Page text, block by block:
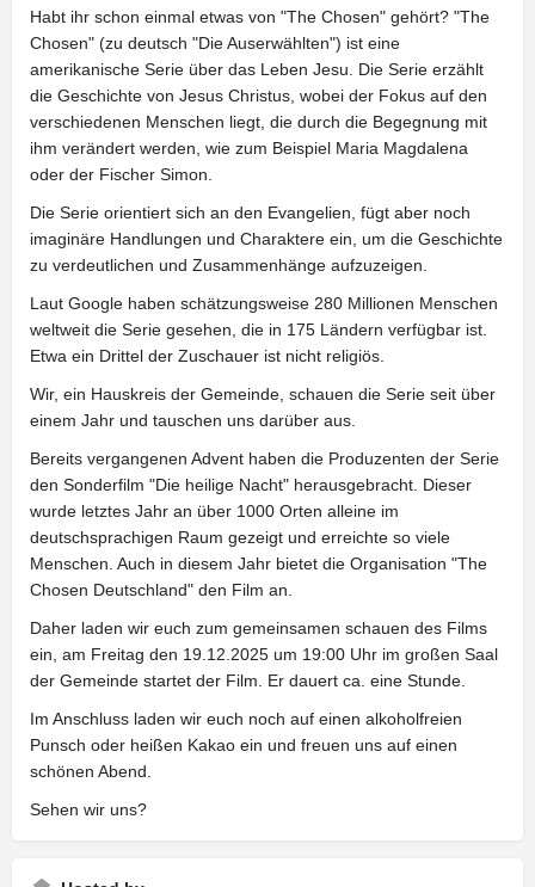
Habt ihr schon einmal etwas von "The Chosen" gehört? "The
Chosen" (zu deutsch "Die Auserwählten") ist eine
amerikanische Serie über das Leben Jesu. Die Serie erzählt
die Geschichte von Jesus Christus, wobei der Fokus auf den
verschiedenen Menschen liegt, die durch die Begegnung mit
ihm verändert werden, wie zum Beispiel Maria Magdalena
oder der Fischer Simon.
Die Serie orientiert sich an den Evangelien, fügt aber noch
imaginäre Handlungen und Charaktere ein, um die Geschichte
zu verdeutlichen und Zusammenhänge aufzuzeigen.
Laut Google haben schätzungsweise 280 Millionen Menschen
weltweit die Serie gesehen, die in 175 Ländern verfügbar ist.
Etwa ein Drittel der Zuschauer ist nicht religiös.
Wir, ein Hauskreis der Gemeinde, schauen die Serie seit über
einem Jahr und tauschen uns darüber aus.
Bereits vergangenen Advent haben die Produzenten der Serie
den Sonderfilm "Die heilige Nacht" herausgebracht. Dieser
wurde letztes Jahr an über 1000 Orten alleine im
deutschsprachigen Raum gezeigt und erreichte so viele
Menschen. Auch in diesem Jahr bietet die Organisation "The
Chosen Deutschland" den Film an.
Daher laden wir euch zum gemeinsamen schauen des Films
ein, am Freitag den 19.12.2025 um 19:00 Uhr im großen Saal
der Gemeinde startet der Film. Er dauert ca. eine Stunde.
Im Anschluss laden wir euch noch auf einen alkoholfreien
Punsch oder heißen Kakao ein und freuen uns auf einen
schönen Abend.
Sehen wir uns?